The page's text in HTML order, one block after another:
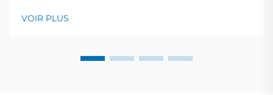
guide de sélection dès maintenant.
VOIR PLUS